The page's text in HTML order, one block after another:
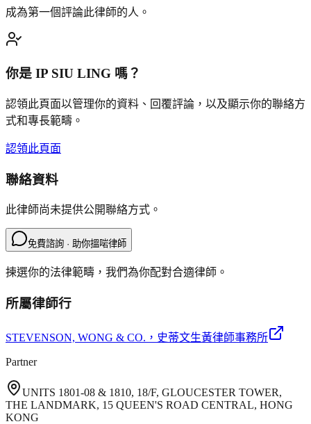
成為第一個評論此律師的人。
你是 IP SIU LING 嗎？
認領此頁面以管理你的資料、回覆評論，以及顯示你的聯絡方
式和專長範疇。
認領此頁面
聯絡資料
此律師尚未提供公開聯絡方式。
免費諮詢 · 助你搵啱律師
揀選你的法律範疇，我們為你配對合適律師。
所屬律師行
STEVENSON, WONG & CO. ，史蒂文生黃律師事務所
Partner
UNITS 1801-08 & 1810, 18/F, GLOUCESTER TOWER,
THE LANDMARK, 15 QUEEN'S ROAD CENTRAL, HONG
KONG